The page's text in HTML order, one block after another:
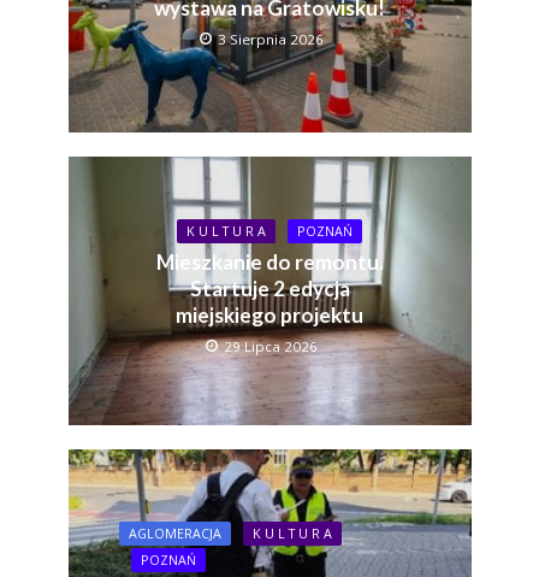
wystawa na Gratowisku!
3 Sierpnia 2026
K U L T U R A POZNAŃ
Mieszkanie do remontu.
Startuje 2 edycja
miejskiego projektu
29 Lipca 2026
AGLOMERACJA
K U L T U R A
POZNAŃ